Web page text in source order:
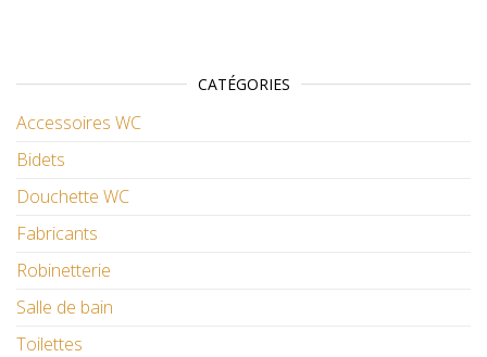
CATÉGORIES
Accessoires WC
Bidets
Douchette WC
Fabricants
Robinetterie
Salle de bain
Toilettes